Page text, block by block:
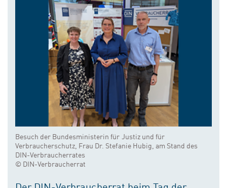
Besuch der Bundesministerin für Justiz und für
Verbraucherschutz, Frau Dr. Stefanie Hubig, am Stand des
DIN-Verbraucherrates
© DIN-Verbraucherrat